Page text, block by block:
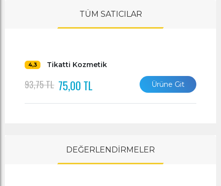
TÜM SATICILAR
4,3 Tikatti Kozmetik
93,75 TL 75,00 TL Ürüne Git
DEĞERLENDİRMELER